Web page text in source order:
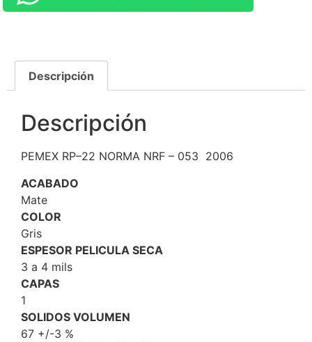
Descripción
Descripción
PEMEX RP–22 NORMA NRF – 053 2006
ACABADO
Mate
COLOR
Gris
ESPESOR PELICULA SECA
3 a 4 mils
CAPAS
1
SOLIDOS VOLUMEN
67 +/-3 %